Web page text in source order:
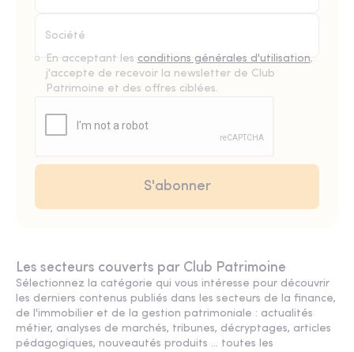
En acceptant les conditions générales d'utilisation,
j'accepte de recevoir la newsletter de Club
Patrimoine et des offres ciblées.
Les secteurs couverts par Club Patrimoine
Sélectionnez la catégorie qui vous intéresse pour découvrir
les derniers contenus publiés dans les secteurs de la finance,
de l'immobilier et de la gestion patrimoniale : actualités
métier, analyses de marchés, tribunes, décryptages, articles
pédagogiques, nouveautés produits ... toutes les